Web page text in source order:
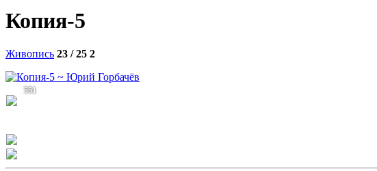
Копия-5
Живопись 23 / 25 2
551